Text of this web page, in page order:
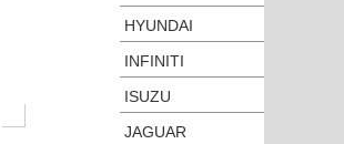
HYUNDAI
INFINITI
ISUZU
JAGUAR